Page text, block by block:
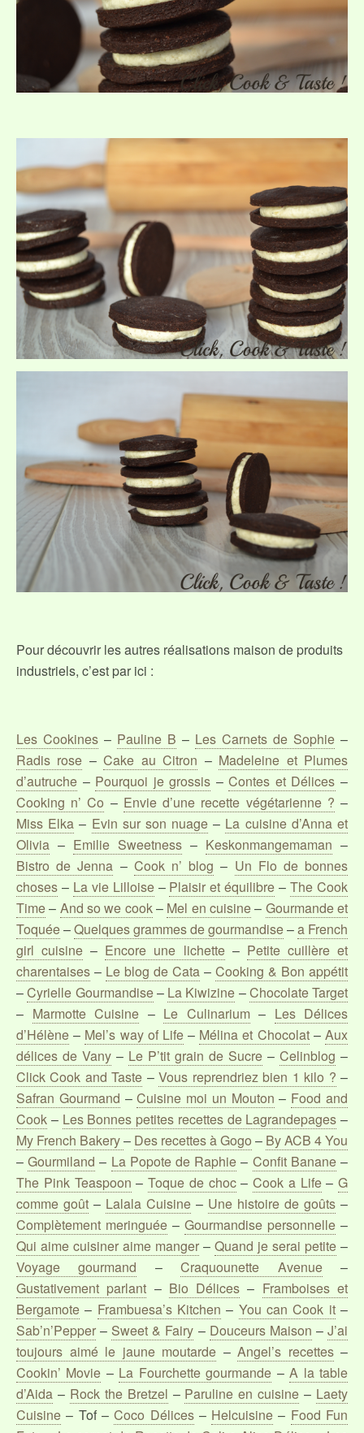
Pour découvrir les autres réalisations maison de produits
industriels, c’est par ici :
Les Cookines – Pauline B – Les Carnets de Sophie –
Radis rose –Cake au Citron – Madeleine et Plumes
d’autruche – Pourquoi je grossis –Contes et Délices –
Cooking n’ Co – Envie d’une recette végétarienne ? –
Miss Elka – Evin sur son nuage – La cuisine d’Anna et
Olivia – Emilie Sweetness – Keskonmangemaman –
Bistro de Jenna – Cook n’ blog – Un Flo de bonnes
choses – La vie Lilloise– Plaisir et équilibre –The Cook
Time– And so we cook– Mel en cuisine– Gourmande et
Toquée–Quelques grammes de gourmandise–a French
girl cuisine – Encore une lichette– Petite cuillère et
charentaises – Le blog de Cata – Cooking & Bon appétit
–Cyrielle Gourmandise– La Kiwizine –Chocolate Target
– Marmotte Cuisine – Le Culinarium – Les Délices
d’Hélène – Mel’s way of Life– Mélina et Chocolat–Aux
délices de Vany – Le P’tit grain de Sucre – Celinblog –
Click Cook and Taste –Vous reprendriez bien 1 kilo ? –
Safran Gourmand –Cuisine moi un Mouton – Food and
Cook – Les Bonnes petites recettes de Lagrandepages –
My French Bakery– Des recettes à Gogo – By ACB 4 You
–Gourmiland – La Popote de Raphie – Confit Banane–
The Pink Teaspoon – Toque de choc– Cook a Life– G
comme goût – Lalala Cuisine – Une histoire de goûts –
Complètement meringuée – Gourmandise personnelle –
Qui aime cuisiner aime manger – Quand je serai petite –
Voyage gourmand –Craquounette Avenue–
Gustativement parlant – Bio Délices – Framboises et
Bergamote – Frambuesa’s Kitchen – You can Cook it–
Sab’n’Pepper – Sweet & Fairy – Douceurs Maison –J’ai
toujours aimé le jaune moutarde – Angel’s recettes–
Cookin’ Movie – La Fourchette gourmande –A la table
d’Aida – Rock the Bretzel – Paruline en cuisine – Laety
Cuisine – Tof –Coco Délices– Helcuisine – Food Fun